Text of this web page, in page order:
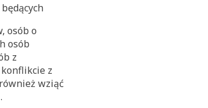
osób o
osób
z
konflikcie z
wziąć